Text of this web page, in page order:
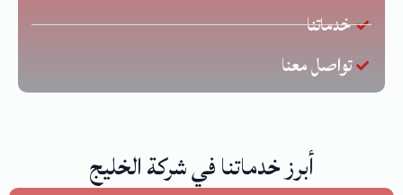
خدماتنا
تواصل معنا
أبرز خدماتنا في شركة الخليج